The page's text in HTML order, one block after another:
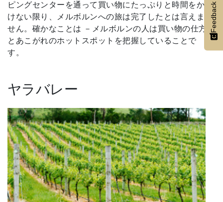
ピングセンターを通って買い物にたっぷりと時間をか
けない限り、メルボルンへの旅は完了したとは言えま
せん。確かなことは －メルボルンの人は買い物の仕方
とあこがれのホットスポットを把握していることで
す。
ヤラバレー
Feedback